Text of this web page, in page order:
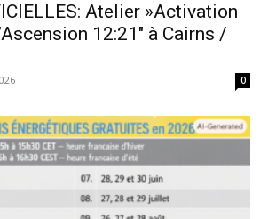
Atelier »Activation
12:21″ à Cairns /
0